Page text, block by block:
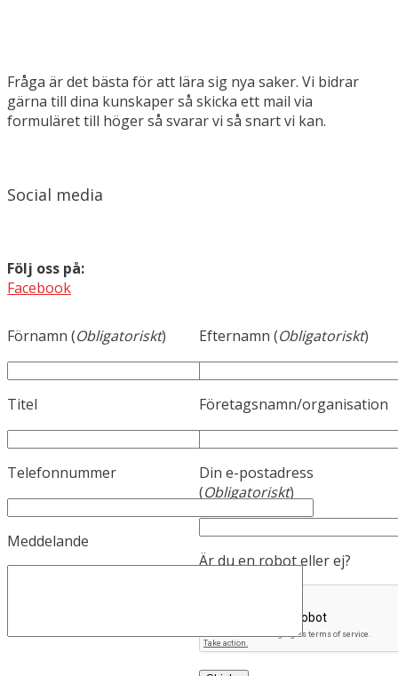
Fråga är det bästa för att lära sig nya saker. Vi bidrar
gärna till dina kunskaper så skicka ett mail via
formuläret till höger så svarar vi så snart vi kan.
Social media
Följ oss på:
Facebook
Förnamn (Obligatoriskt)
Titel
Telefonnummer
Meddelande
Efternamn (Obligatoriskt)
Företagsnamn/organisation
Din e-postadress
(Obligatoriskt)
Är du en robot eller ej?